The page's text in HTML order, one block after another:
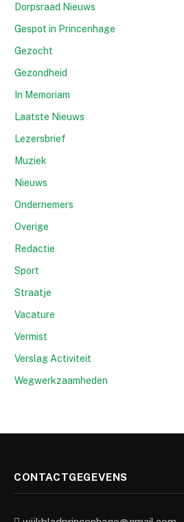
Dorpsraad Nieuws
Gespot in Princenhage
Gezocht
Gezondheid
In Memoriam
Laatste Nieuws
Lezersbrief
Muziek
Nieuws
Ondernemers
Overige
Redactie
Sport
Straatje
Vacature
Vermist
Verslag Activiteit
Wegwerkzaamheden
CONTACTGEGEVENS